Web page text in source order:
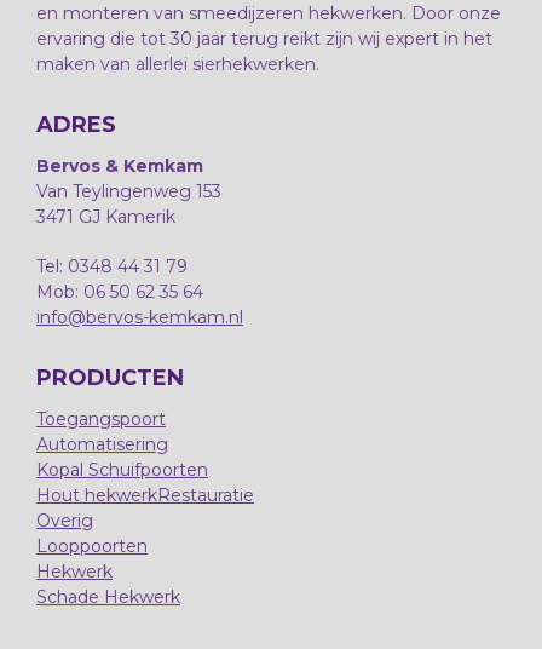
en monteren van smeedijzeren hekwerken. Door onze
ervaring die tot 30 jaar terug reikt zijn wij expert in het
maken van allerlei sierhekwerken.
ADRES
Bervos & Kemkam
Van Teylingenweg 153
3471 GJ Kamerik
Tel: 0348 44 31 79
Mob: 06 50 62 35 64
info@bervos-kemkam.nl
PRODUCTEN
Toegangspoort
Automatisering
Kopal Schuifpoorten
Hout hekwerkRestauratie
Overig
Looppoorten
Hekwerk
Schade Hekwerk